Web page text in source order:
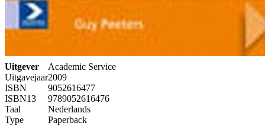
Uitgever
Academic Service
Uitgavejaar2009
ISBN
9052616477
ISBN13
9789052616476
Taal
Nederlands
Type
Paperback